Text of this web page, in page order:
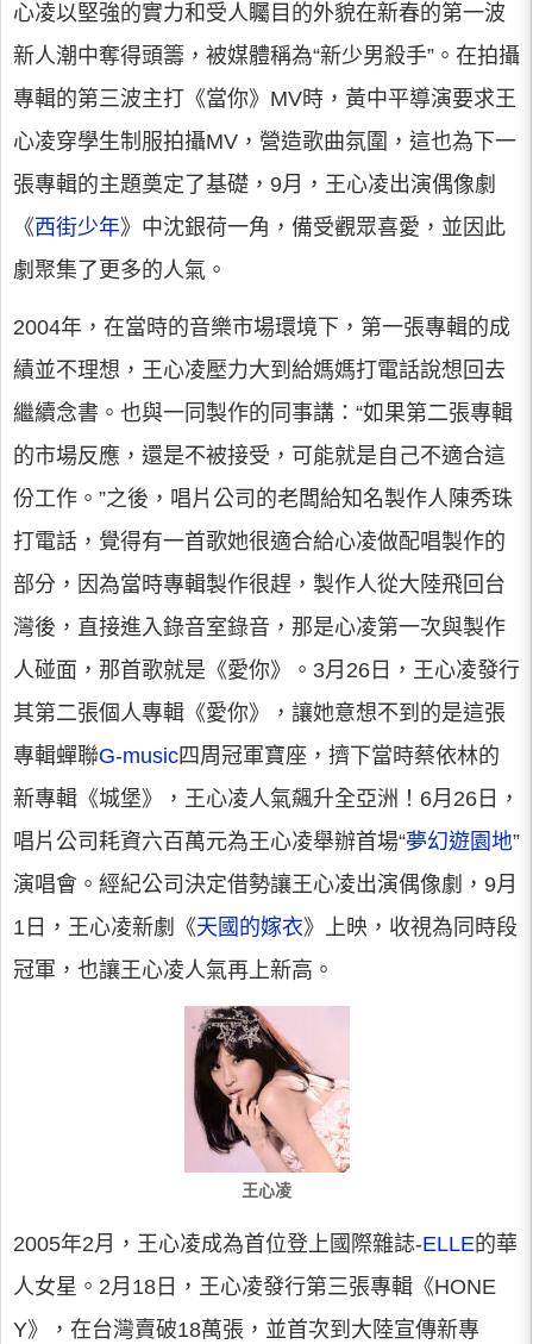
心凌以堅強的實力和受人矚目的外貌在新春的第一波
新人潮中奪得頭籌，被媒體稱為“新少男殺手”。在拍攝
專輯的第三波主打《當你》MV時，黃中平導演要求王
心凌穿學生制服拍攝MV，營造歌曲氛圍，這也為下一
張專輯的主題奠定了基礎，9月，王心凌出演偶像劇
《西街少年》中沈銀荷一角，備受觀眾喜愛，並因此
劇聚集了更多的人氣。
2004年，在當時的音樂市場環境下，第一張專輯的成
績並不理想，王心凌壓力大到給媽媽打電話說想回去
繼續念書。也與一同製作的同事講：“如果第二張專輯
的市場反應，還是不被接受，可能就是自己不適合這
份工作。”之後，唱片公司的老闆給知名製作人陳秀珠
打電話，覺得有一首歌她很適合給心凌做配唱製作的
部分，因為當時專輯製作很趕，製作人從大陸飛回台
灣後，直接進入錄音室錄音，那是心凌第一次與製作
人碰面，那首歌就是《愛你》。3月26日，王心凌發行
其第二張個人專輯《愛你》，讓她意想不到的是這張
專輯蟬聯G-music四周冠軍寶座，擠下當時蔡依林的
新專輯《城堡》，王心凌人氣飆升全亞洲！6月26日，
唱片公司耗資六百萬元為王心凌舉辦首場“夢幻遊園地”
演唱會。經紀公司決定借勢讓王心凌出演偶像劇，9月
1日，王心凌新劇《天國的嫁衣》上映，收視為同時段
冠軍，也讓王心凌人氣再上新高。
王心凌
2005年2月，王心凌成為首位登上國際雜誌-ELLE的華
人女星。2月18日，王心凌發行第三張專輯《HONE
Y》，在台灣賣破18萬張，並首次到大陸宣傳新專